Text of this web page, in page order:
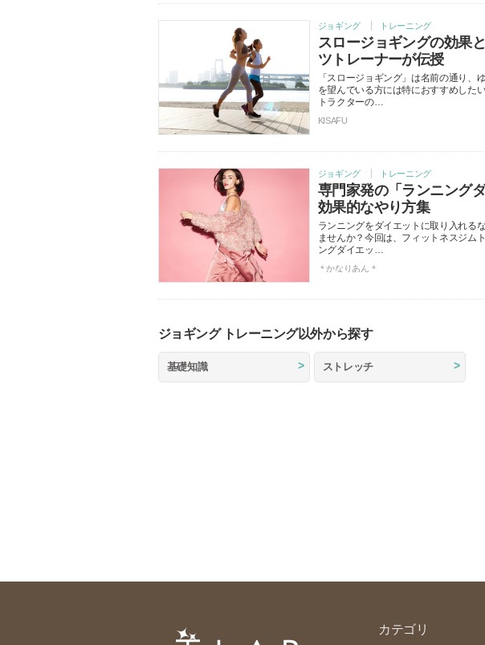
ジョギング トレーニング
スロージョギングの効果
ツトレーナーが伝授
「スロージョギング」は名前の通り
を望んでいる方には特におすすめした
トラクターの…
KISAFU
ジョギング トレーニング
専門家発の「ランニング
効果的なやり方集
ランニングをダイエットに取り入れる
ませんか？今回は、フィットネスジム
ングダイエッ…
＊かなりあん＊
ジョギング トレーニング以外から探す
基礎知識 ストレッチ
カテゴリ